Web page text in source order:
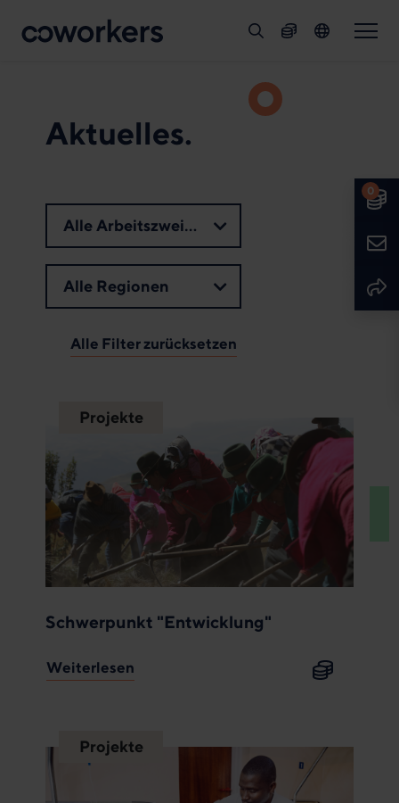
0
SucheSpendenSprache
Aktuelles.
Alle Arbeitszweige
Alle Regionen
Alle Filter zurücksetzen
Projekte
Schwerpunkt "Entwicklung"
Weiterlesen
Projekte